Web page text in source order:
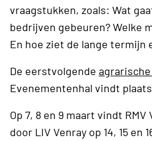
vraagstukken, zoals: Wat
bedrijven gebeuren? Welke
En hoe ziet de lange termijn
De eerstvolgende
Evenementenhal vindt plaats
Op 7, 8 en 9 maart vindt
door LIV Venray op 14, 15 en